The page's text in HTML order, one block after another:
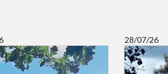
28/07/26